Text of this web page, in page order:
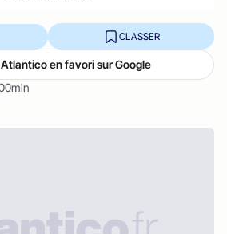
CLASSER
en favori sur Google